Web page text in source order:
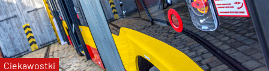
Ciekawostki